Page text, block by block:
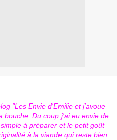
"Les Envie d'Emilie et j'avoue
bouche. Du coup j'ai eu envie de
à préparer et le petit goût
à la viande qui reste bien